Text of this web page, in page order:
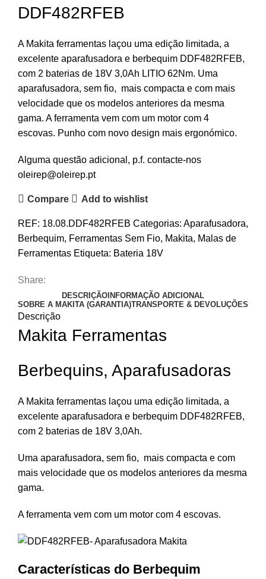
DDF482RFEB
A Makita ferramentas laçou uma edição limitada, a
excelente aparafusadora e berbequim DDF482RFEB,
com 2 baterias de 18V 3,0Ah LITIO 62Nm. Uma
aparafusadora, sem fio, mais compacta e com mais
velocidade que os modelos anteriores da mesma
gama. A ferramenta vem com um motor com 4
escovas. Punho com novo design mais ergonómico.
Alguma questão adicional, p.f. contacte-nos
oleirep@oleirep.pt
Compare Add to wishlist
REF: 18.08.DDF482RFEB Categorias: Aparafusadora,
Berbequim, Ferramentas Sem Fio, Makita, Malas de
Ferramentas Etiqueta: Bateria 18V
Share:
DESCRIÇÃO INFORMAÇÃO ADICIONAL
SOBRE A MAKITA (GARANTIA)TRANSPORTE & DEVOLUÇÕES
Descrição
Makita Ferramentas
Berbequins, Aparafusadoras
A Makita ferramentas laçou uma edição limitada, a
excelente aparafusadora e berbequim DDF482RFEB,
com 2 baterias de 18V 3,0Ah.
Uma aparafusadora, sem fio, mais compacta e com
mais velocidade que os modelos anteriores da mesma
gama.
A ferramenta vem com um motor com 4 escovas.
Características do Berbequim